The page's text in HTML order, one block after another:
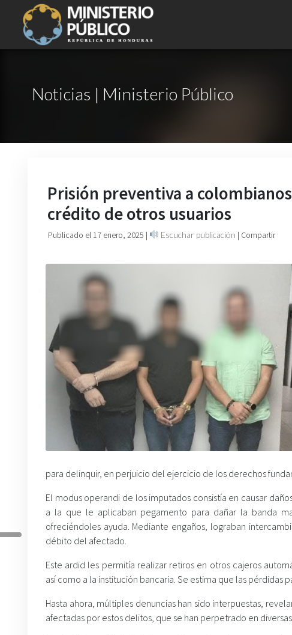
Noticias | Ministerio Público
Prisión preventiva a
crédito de otros usuarios
Publicado el 17 enero, 2025 | Escuchar publicación | Compartir
para delinquir, en perjuicio del ejercicio de los derechos
El modus operandi de los imputados consistía en causar
a la que le aplicaban pegamento para dañar la banda
ofreciéndoles ayuda. Mediante engaños, lograban
débito del afectado.
Este ardid les permitía realizar retiros en otros cajeros
así como a la institución bancaria. Se estima que las pérdidas
Hasta ahora, múltiples denuncias han sido interpuestas,
afectadas por estos delitos, que se han perpetrado en